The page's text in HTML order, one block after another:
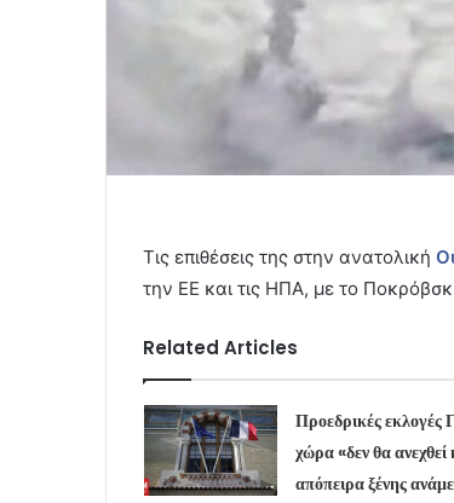
Τις επιθέσεις της στην ανατολική
την ΕΕ και τις ΗΠΑ, με τo Ποκρόβσκ
Related Articles
Προεδρικές εκλογές
χώρα «δεν θα ανεχθεί
απόπειρα ξένης